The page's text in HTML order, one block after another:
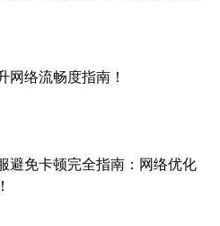
网络流畅度指南！
避免卡顿完全指南：网络优化